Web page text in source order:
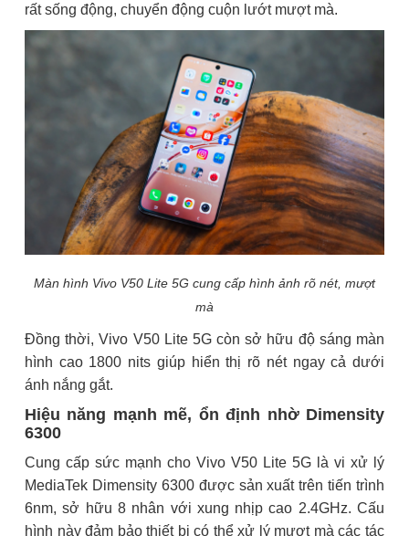
rất sống động, chuyển động cuộn lướt mượt mà.
Màn hình Vivo V50 Lite 5G cung cấp hình ảnh rõ nét, mượt
mà
Đồng thời, Vivo V50 Lite 5G còn sở hữu độ sáng màn
hình cao 1800 nits giúp hiển thị rõ nét ngay cả dưới
ánh nắng gắt.
Hiệu năng mạnh mẽ, ổn định nhờ Dimensity
6300
Cung cấp sức mạnh cho Vivo V50 Lite 5G là vi xử lý
MediaTek Dimensity 6300 được sản xuất trên tiến trình
6nm, sở hữu 8 nhân với xung nhịp cao 2.4GHz. Cấu
hình này đảm bảo thiết bị có thể xử lý mượt mà các tác